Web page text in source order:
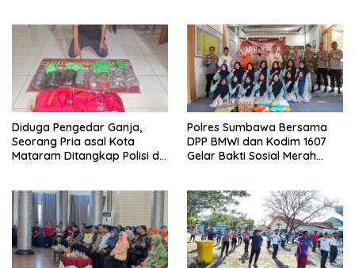
Diduga Pengedar Ganja,
Seorang Pria asal Kota
Mataram Ditangkap Polisi di
Polres Sumbawa Bersama
DPP BMWI dan Kodim 1607
Gelar Bakti Sosial Merah